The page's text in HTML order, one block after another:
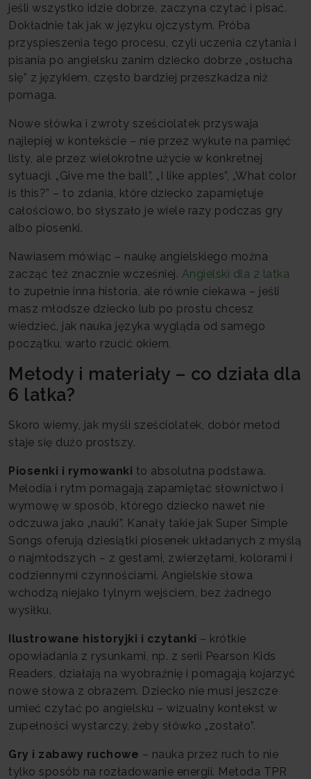
jeśli wszystko idzie dobrze, zaczyna czytać i pisać.
Dokładnie tak jak w języku ojczystym. Próba
przyspieszenia tego procesu, czyli uczenia czytania i
pisania po angielsku zanim dziecko dobrze „osłucha
się” z językiem, często bardziej przeszkadza niż
pomaga.
Nowe słówka i zwroty sześciolatek przyswaja
najlepiej w kontekście – nie przez wykute na pamięć
listy, ale przez wielokrotne użycie w konkretnej
sytuacji. „Give me the ball”, „I like apples”, „What color
is this?” – to zdania, które dziecko zapamiętuje
całościowo, bo słyszało je wiele razy podczas gry
albo piosenki.
Nawiasem mówiąc – naukę angielskiego można
zacząć też znacznie wcześniej. Angielski dla 2 latka
to zupełnie inna historia, ale równie ciekawa – jeśli
masz młodsze dziecko lub po prostu chcesz
wiedzieć, jak nauka języka wygląda od samego
początku, warto rzucić okiem.
Metody i materiały – co działa dla
6 latka?
Skoro wiemy, jak myśli sześciolatek, dobór metod
staje się dużo prostszy.
Piosenki i rymowanki to absolutna podstawa.
Melodia i rytm pomagają zapamiętać słownictwo i
wymowę w sposób, którego dziecko nawet nie
odczuwa jako „nauki”. Kanały takie jak Super Simple
Songs oferują dziesiątki piosenek układanych z myślą
o najmłodszych – z gestami, zwierzętami, kolorami i
codziennymi czynnościami. Angielskie słowa
wchodzą niejako tylnym wejściem, bez żadnego
wysiłku.
Ilustrowane historyjki i czytanki – krótkie
opowiadania z rysunkami, np. z serii Pearson Kids
Readers, działają na wyobraźnię i pomagają kojarzyć
nowe słowa z obrazem. Dziecko nie musi jeszcze
umieć czytać po angielsku – wizualny kontekst w
zupełności wystarczy, żeby słówko „zostało”.
Gry i zabawy ruchowe – nauka przez ruch to nie
tylko sposób na rozładowanie energii. Metoda TPR